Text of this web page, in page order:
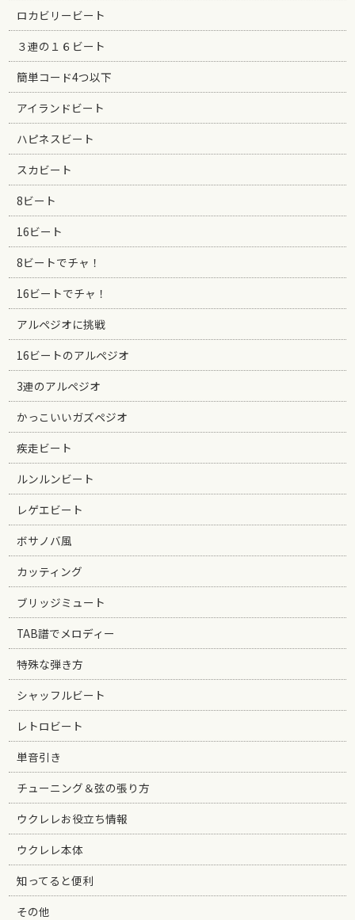
ロカビリービート
３連の１６ビート
簡単コード4つ以下
アイランドビート
ハピネスビート
スカビート
8ビート
16ビート
8ビートでチャ！
16ビートでチャ！
アルペジオに挑戦
16ビートのアルペジオ
3連のアルペジオ
かっこいいガズペジオ
疾走ビート
ルンルンビート
レゲエビート
ボサノバ風
カッティング
ブリッジミュート
TAB譜でメロディー
特殊な弾き方
シャッフルビート
レトロビート
単音引き
チューニング＆弦の張り方
ウクレレお役立ち情報
ウクレレ本体
知ってると便利
その他